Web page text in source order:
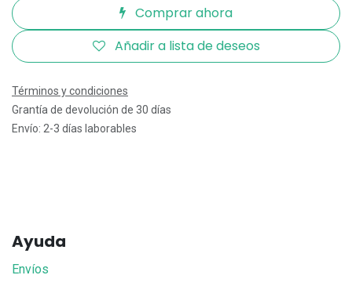
Comprar ahora
Añadir a lista de deseos
Términos y condiciones
Grantía de devolución de 30 días
Envío: 2-3 días laborables
Ayuda
Envíos